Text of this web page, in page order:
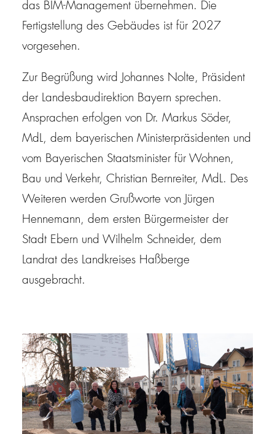
das BIM-Management übernehmen. Die
Fertigstellung des Gebäudes ist für 2027
vorgesehen.
Zur Begrüßung wird Johannes Nolte, Präsident
der Landesbaudirektion Bayern sprechen.
Ansprachen erfolgen von Dr. Markus Söder,
MdL, dem bayerischen Ministerpräsidenten und
vom Bayerischen Staatsminister für Wohnen,
Bau und Verkehr, Christian Bernreiter, MdL. Des
Weiteren werden Grußworte von Jürgen
Hennemann, dem ersten Bürgermeister der
Stadt Ebern und Wilhelm Schneider, dem
Landrat des Landkreises Haßberge
ausgebracht.